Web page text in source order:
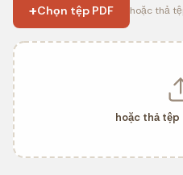
+Chọn tệp PDF hoặc thả
hoặc thả